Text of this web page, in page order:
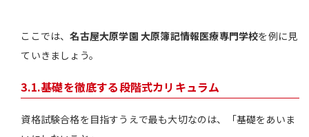
ここでは、名古屋大原学園 大原簿記情報医療専門学校を例に見
ていきましょう。
3.1.基礎を徹底する段階式カリキュラム
資格試験合格を目指すうえで最も大切なのは、「基礎をあいま